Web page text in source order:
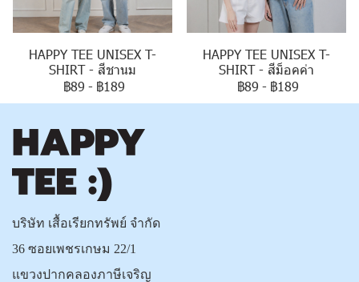
HAPPY TEE UNISEX T-
SHIRT - สีชานม
฿89 - ฿189
HAPPY TEE UNISEX T-
SHIRT - สีม็อคค่า
฿89 - ฿189
บริษัท เสื้อเรียกทรัพย์ จำกัด
36 ซอยเพชรเกษม 22/1
แขวงปากคลองภาษีเจริญ